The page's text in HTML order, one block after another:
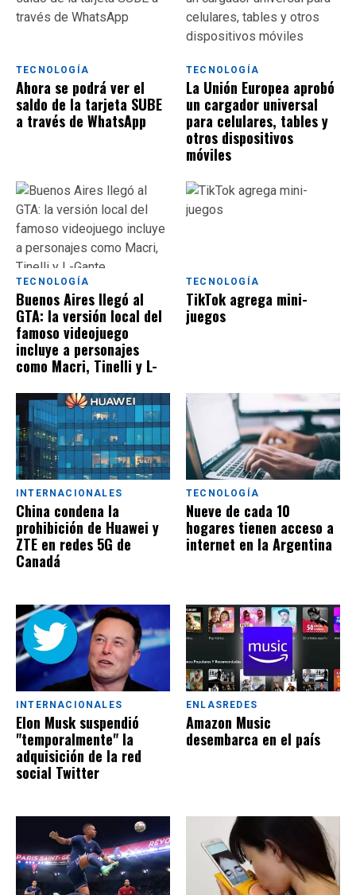
TECNOLOGÍA
Ahora se podrá ver el
saldo de la tarjeta SUBE
a través de WhatsApp
TECNOLOGÍA
La Unión Europea aprobó
un cargador universal
para celulares, tables y
otros dispositivos
móviles
TECNOLOGÍA
Buenos Aires llegó al
GTA: la versión local del
famoso videojuego
incluye a personajes
como Macri, Tinelli y L-
TECNOLOGÍA
TikTok agrega mini-
juegos
INTERNACIONALES
China condena la
prohibición de Huawei y
ZTE en redes 5G de
Canadá
TECNOLOGÍA
Nueve de cada 10
hogares tienen acceso a
internet en la Argentina
INTERNACIONALES
Elon Musk suspendió
"temporalmente" la
adquisición de la red
social Twitter
ENLASREDES
Amazon Music
desembarca en el país